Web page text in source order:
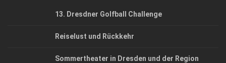
13. Dresdner Golfball Challenge
Reiselust und Rückkehr
Sommertheater in Dresden und der Region